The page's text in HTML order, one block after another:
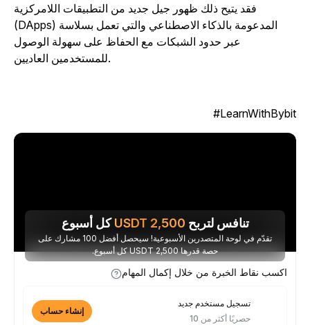
فقد يتيح ذلك ظهور جيل جديد من التطبيقات اللامركزية
(DApps) المدعومة بالذكاء الاصطناعي والتي تعمل بسلاسة
عبر حدود الشبكات مع الحفاظ على سهولة الوصول
تنافس لتربح 2,500
USDTكل أسبوع
تقدّم في لوحة المتصدرين الأسبوعية! سيحصل أفضل 100 مشارك على
حصة قدرها 2,500 USDT كل أسبوع.
اكسب نقاط الخبرة من خلال إكمال المهام
تسجيل مستخدم جديد
حصريًا أكثر من 10
إنشاء حساب